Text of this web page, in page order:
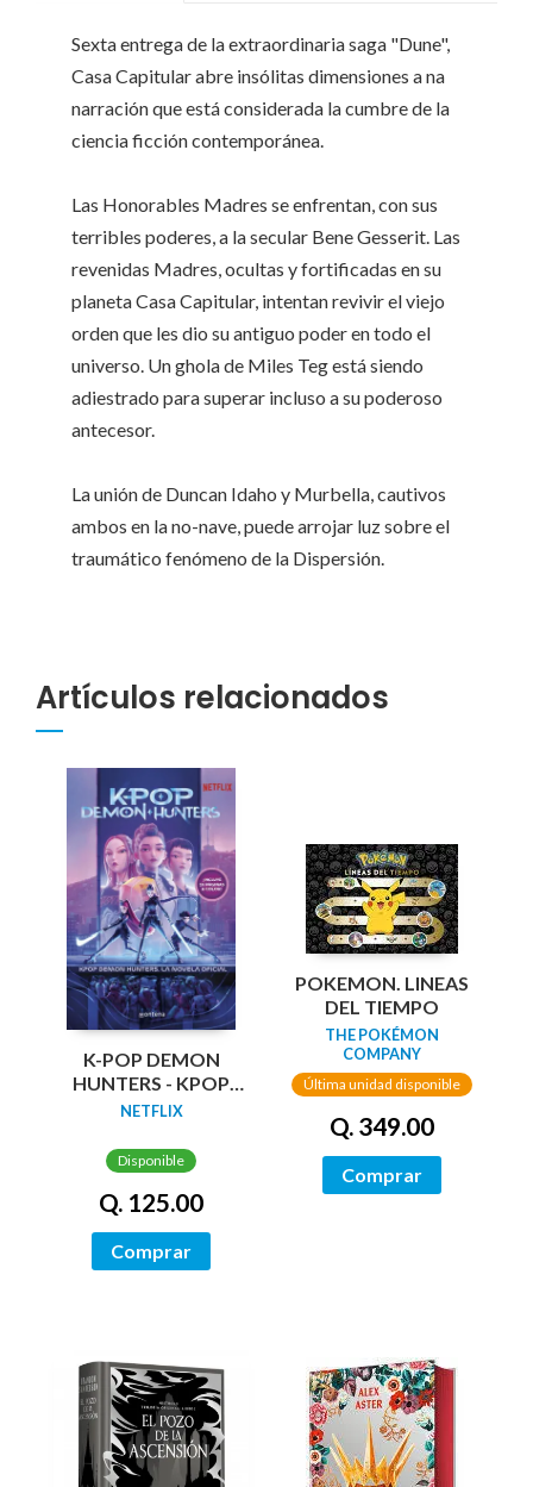
Sexta entrega de la extraordinaria saga "Dune",
Casa Capitular abre insólitas dimensiones a na
narración que está considerada la cumbre de la
ciencia ficción contemporánea.
Las Honorables Madres se enfrentan, con sus
terribles poderes, a la secular Bene Gesserit. Las
revenidas Madres, ocultas y fortificadas en su
planeta Casa Capitular, intentan revivir el viejo
orden que les dio su antiguo poder en todo el
universo. Un ghola de Miles Teg está siendo
adiestrado para superar incluso a su poderoso
antecesor.
La unión de Duncan Idaho y Murbella, cautivos
ambos en la no-nave, puede arrojar luz sobre el
traumático fenómeno de la Dispersión.
Artículos relacionados
K-POP DEMON
HUNTERS - KPOP
DEMON HUNTERS:
OFICIAL
NETFLIX
Disponible
Q. 125.00
Comprar
POKEMON. LINEAS
DEL TIEMPO
THE POKÉMON
COMPANY
Última unidad disponible
Q. 349.00
Comprar